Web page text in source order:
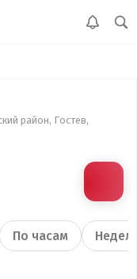
район, Гостев,
По часам